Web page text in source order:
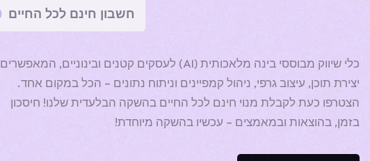
חשבון חינם לכל החיים
כלי שיווק מבוססי בינה מלאכותית (AI) לעסקים קטנים ובינוניים, המאפשרים
יצירת תוכן, עיצוב גרפי, ניהול קמפיינים וניתוח נתונים – הכל במקום אחד.
הצטרפו כעת לקבלת מנוי חינם לכל החיים בהשקה הבלעדית שלנו! חיסכון
בזמן, בהוצאות ובמאמצים – עכשיו בהשקה מיוחדת!